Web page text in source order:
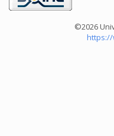
©2026
https://